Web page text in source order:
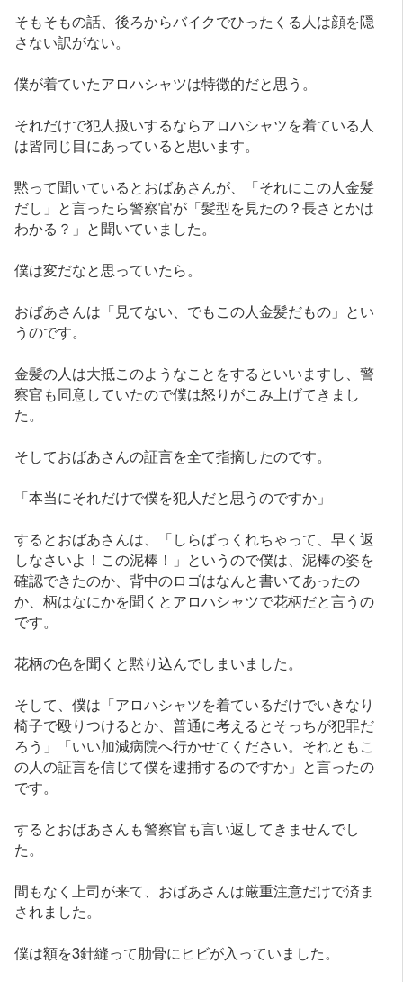
そもそもの話、後ろからバイクでひったくる人は顔を隠
さない訳がない。
僕が着ていたアロハシャツは特徴的だと思う。
それだけで犯人扱いするならアロハシャツを着ている人
は皆同じ目にあっていると思います。
黙って聞いているとおばあさんが、「それにこの人金髪
だし」と言ったら警察官が「髪型を見たの？長さとかは
わかる？」と聞いていました。
僕は変だなと思っていたら。
おばあさんは「見てない、でもこの人金髪だもの」とい
うのです。
金髪の人は大抵このようなことをするといいますし、警
察官も同意していたので僕は怒りがこみ上げてきまし
た。
そしておばあさんの証言を全て指摘したのです。
「本当にそれだけで僕を犯人だと思うのですか」
するとおばあさんは、「しらばっくれちゃって、早く返
しなさいよ！この泥棒！」というので僕は、泥棒の姿を
確認できたのか、背中のロゴはなんと書いてあったの
か、柄はなにかを聞くとアロハシャツで花柄だと言うの
です。
花柄の色を聞くと黙り込んでしまいました。
そして、僕は「アロハシャツを着ているだけでいきなり
椅子で殴りつけるとか、普通に考えるとそっちが犯罪だ
ろう」「いい加減病院へ行かせてください。それともこ
の人の証言を信じて僕を逮捕するのですか」と言ったの
です。
するとおばあさんも警察官も言い返してきませんでし
た。
間もなく上司が来て、おばあさんは厳重注意だけで済ま
されました。
僕は額を3針縫って肋骨にヒビが入っていました。